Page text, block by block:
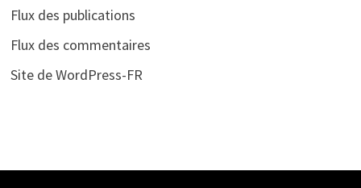
Flux des publications
Flux des commentaires
Site de WordPress-FR